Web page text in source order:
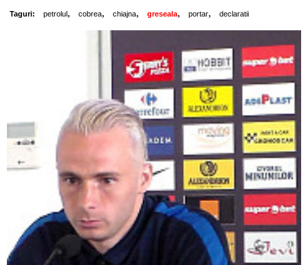
Taguri: petrolul , cobrea, chiajna, greseala, portar, declaratii